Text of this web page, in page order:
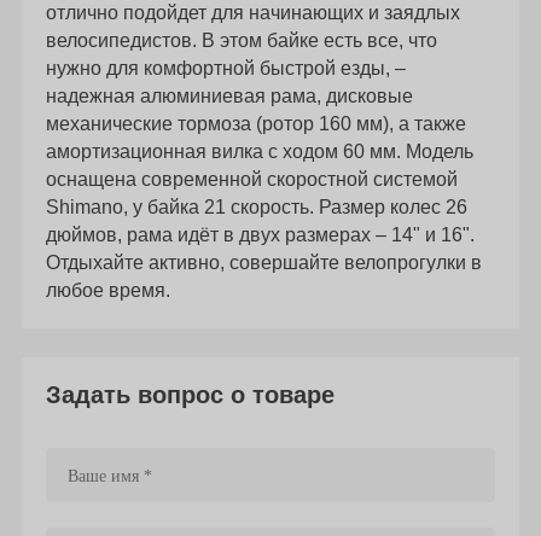
отлично подойдет для начинающих и заядлых
велосипедистов. В этом байке есть все, что
нужно для комфортной быстрой езды, –
надежная алюминиевая рама, дисковые
механические тормоза (ротор 160 мм), а также
амортизационная вилка с ходом 60 мм. Модель
оснащена современной скоростной системой
Shimano, у байка 21 скорость. Размер колес 26
дюймов, рама идёт в двух размерах – 14" и 16".
Отдыхайте активно, совершайте велопрогулки в
любое время.
Задать вопрос о товаре